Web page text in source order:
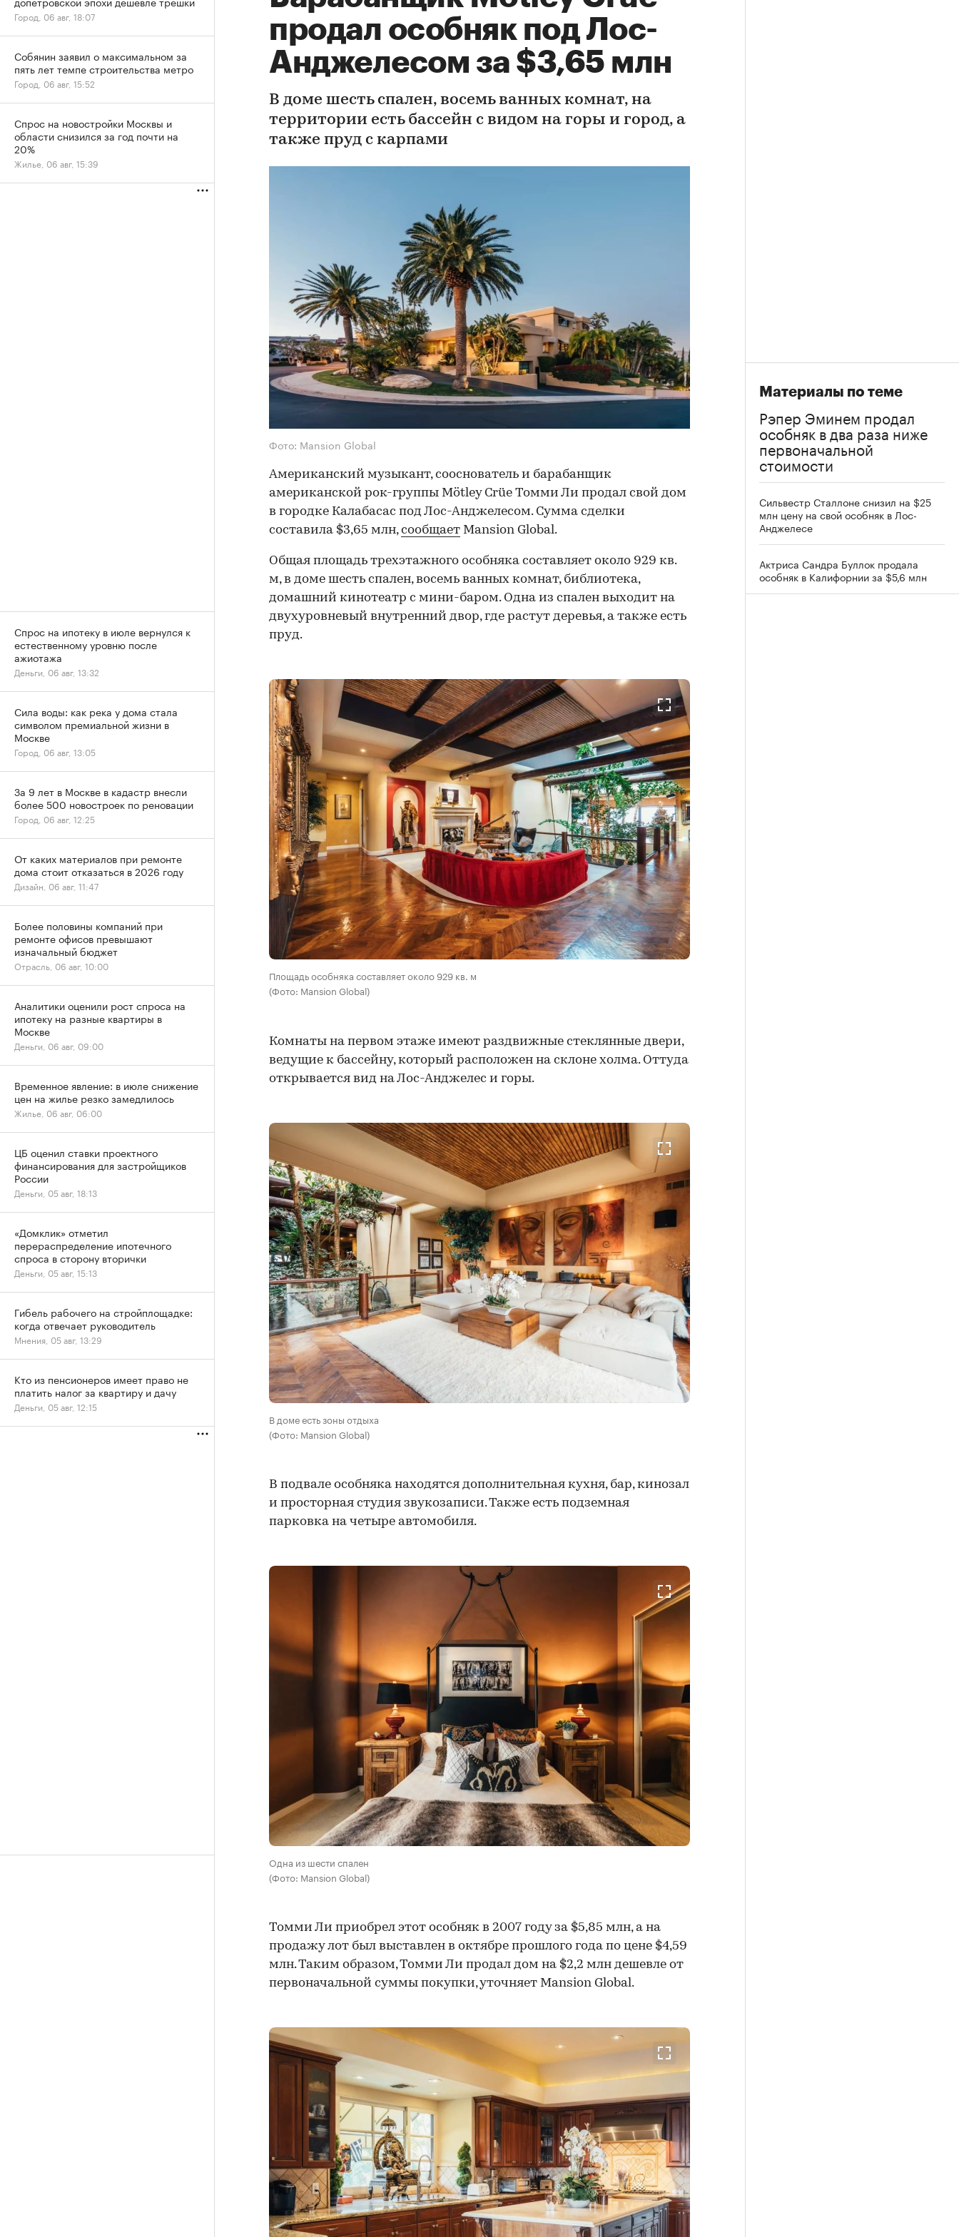
продал особняк под Лос-
Анджелесом за $3,65 млн
В доме шесть спален, восемь ванных комнат, на
территории есть бассейн с видом на горы и город, а
также пруд с карпами
Фото: Mansion Global
Американский музыкант, сооснователь и барабанщик
американской рок-группы Mötley Crüe Томми Ли продал свой дом
в городке Калабасас под Лос-Анджелесом. Сумма сделки
составила $3,65 млн,сообщает Mansion Global.
Общая площадь трехэтажного особняка составляет около 929 кв.
м, в доме шесть спален, восемь ванных комнат, библиотека,
домашний кинотеатр с мини-баром. Одна из спален выходит на
двухуровневый внутренний двор, где растут деревья, а также есть
пруд.
Площадь особняка составляет около 929 кв. м
(Фото: Mansion Global)
Комнаты на первом этаже имеют раздвижные стеклянные двери,
ведущие к бассейну, который расположен на склоне холма. Оттуда
открывается вид на Лос-Анджелес и горы.
В доме есть зоны отдыха
(Фото: Mansion Global)
В подвале особняка находятся дополнительная кухня, бар, кинозал
и просторная студия звукозаписи. Также есть подземная
парковка на четыре автомобиля.
Одна из шести спален
(Фото: Mansion Global)
Томми Ли приобрел этот особняк в 2007 году за $5,85 млн, а на
продажу лот был выставлен в октябре прошлого года по цене $4,59
млн. Таким образом, Томми Ли продал дом на $2,2 млн дешевле от
первоначальной суммы покупки, уточняет Mansion Global.
Материалы по теме
Рэпер Эминем продал
особняк в два раза ниже
первоначальной
стоимости
Сильвестр Сталлоне снизил на $25
млн цену на свой особняк в Лос-
Анджелесе
Актриса Сандра Буллок продала
особняк в Калифорнии за $5,6 млн
Город, 06 авг, 18:07
Собянин заявил о максимальном за
пять лет темпе строительства метро
Город, 06 авг, 15:52
Спрос на новостройки Москвы и
области снизился за год почти на
20%
Жилье, 06 авг, 15:39
Спрос на ипотеку в июле вернулся к
естественному уровню после
ажиотажа
Деньги, 06 авг, 13:32
Сила воды: как река у дома стала
символом премиальной жизни в
Москве
Город, 06 авг, 13:05
За 9 лет в Москве в кадастр внесли
более 500 новостроек по реновации
Город, 06 авг, 12:25
От каких материалов при ремонте
дома стоит отказаться в 2026 году
Дизайн, 06 авг, 11:47
Более половины компаний при
ремонте офисов превышают
изначальный бюджет
Отрасль, 06 авг, 10:00
Аналитики оценили рост спроса на
ипотеку на разные квартиры в
Москве
Деньги, 06 авг, 09:00
Временное явление: в июле снижение
цен на жилье резко замедлилось
Жилье, 06 авг, 06:00
ЦБ оценил ставки проектного
финансирования для застройщиков
России
Деньги, 05 авг, 18:13
«Домклик» отметил
перераспределение ипотечного
спроса в сторону вторички
Деньги, 05 авг, 15:13
Гибель рабочего на стройплощадке:
когда отвечает руководитель
Мнения, 05 авг, 13:29
Кто из пенсионеров имеет право не
платить налог за квартиру и дачу
Деньги, 05 авг, 12:15